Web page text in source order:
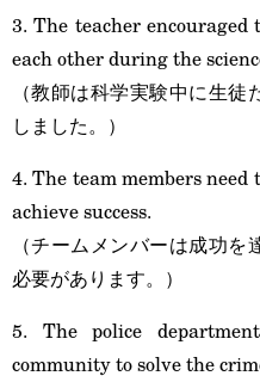
3. The teacher
each other during the
（教師は科学実験中に生
しました。）
4. The team members
achieve success.
（チームメンバーは成功
必要があります。）
5. The police
community to solve the